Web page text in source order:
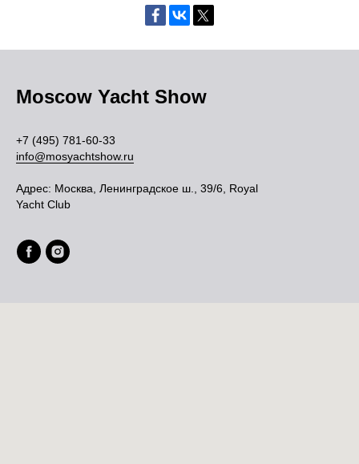
Moscow Yacht Show
+7 (495) 781-60-33
info@mosyachtshow.ru
Адрес: Москва, Ленинградское ш., 39/6, Royal
Yacht Club